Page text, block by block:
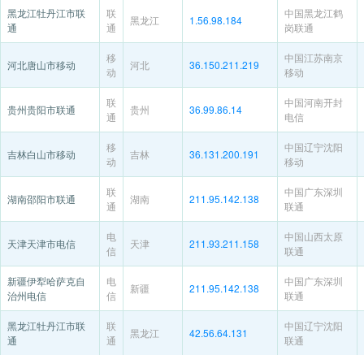
黑龙江牡丹江市联
通
联
通
黑龙江 1.56.98.184
中国黑龙江鹤
岗联通
河北唐山市移动
移
动
河北 36.150.211.219
中国江苏南京
移动
贵州贵阳市联通
联
通
贵州 36.99.86.14
中国河南开封
电信
吉林白山市移动
移
动
吉林 36.131.200.191
中国辽宁沈阳
移动
湖南邵阳市联通
联
通
湖南 211.95.142.138
中国广东深圳
联通
天津天津市电信
电
信
天津 211.93.211.158
中国山西太原
联通
新疆伊犁哈萨克自
治州电信
电
信
新疆 211.95.142.138
中国广东深圳
联通
黑龙江牡丹江市联
通
联
通
黑龙江 42.56.64.131
中国辽宁沈阳
联通